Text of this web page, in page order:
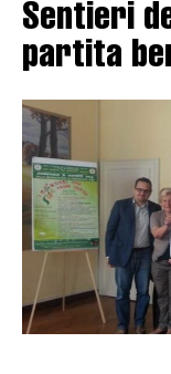
Sentieri
partita